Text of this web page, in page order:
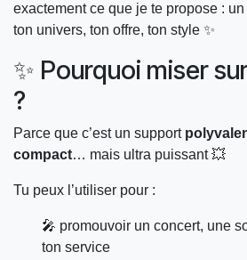
exactement ce que je te propose :
ton univers, ton offre, ton style ✨
✨ Pourquoi miser
?
Parce que c’est un support
compact… mais ultra puissant 💥
Tu peux l’utiliser pour :
🎤 promouvoir un concert, une
ton service